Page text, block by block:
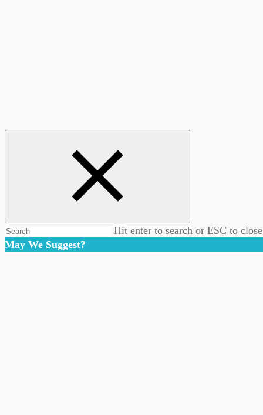
Hit enter to search or ESC to close
May We Suggest?